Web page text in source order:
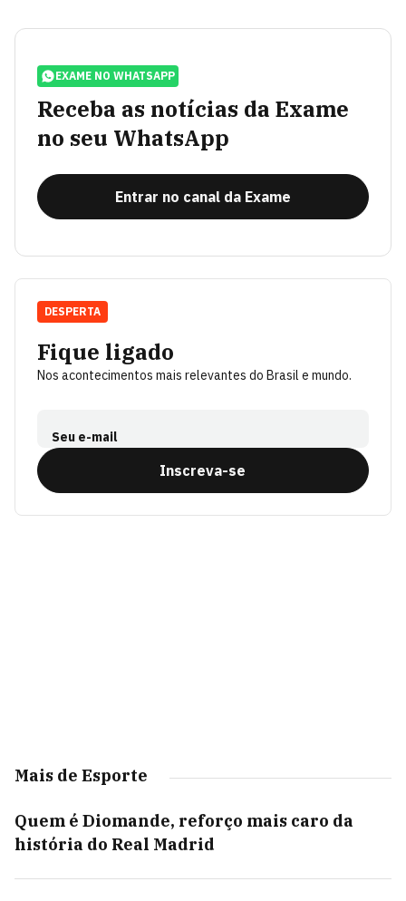
EXAME NO WHATSAPP
Receba as notícias da Exame
no seu WhatsApp
Entrar no canal da Exame
Fique ligado
Nos acontecimentos mais relevantes do Brasil e mundo.
Seu e-mail
Inscreva-se
DESPERTA
Mais de Esporte
Quem é Diomande, reforço mais caro da
história do Real Madrid